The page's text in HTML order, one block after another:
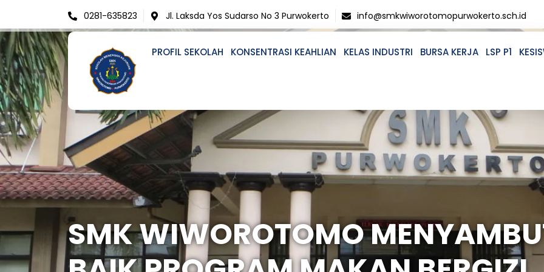
content
0281-635823 Jl. Laksda Yos Sudarso No 3 Purwokerto info@smkwiworotomopurwokerto.sch.id
PROFIL SEKOLAH KONSENTRASI KEAHLIAN KELAS INDUSTRI BURSA KERJA LSP P1
SMK WIWOROTOMO